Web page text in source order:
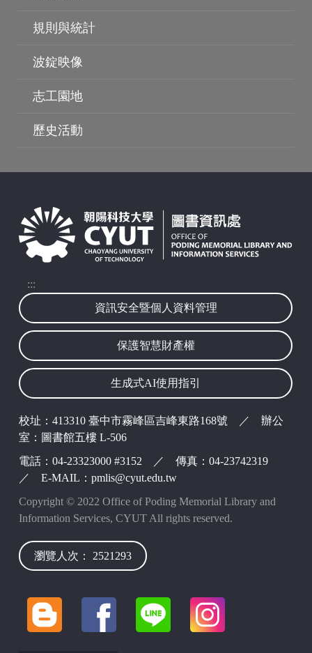
規則與統計
波錠映像
志工園地
歷史活動
:::
資訊安全暨個人資料管理
保護智慧財產權
生成式AI使用指引
校址：413310 臺中市霧峰區吉峰東路168號 ／ 辦公
室：圖書館五樓 L-506
電話：04-23323000 #3152 ／ 傳真：04-23742319
／ E-MAIL：pmlis@cyut.edu.tw
Copyright © 2022 Office of Poding Memorial Library and
Information Services, CYUT All rights reserved.
瀏覽人次： 2521293